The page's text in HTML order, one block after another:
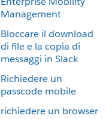
Management
Bloccare il download
di file e la copia di
messaggi in Slack
Richiedere un
passcode mobile
richiedere un browser